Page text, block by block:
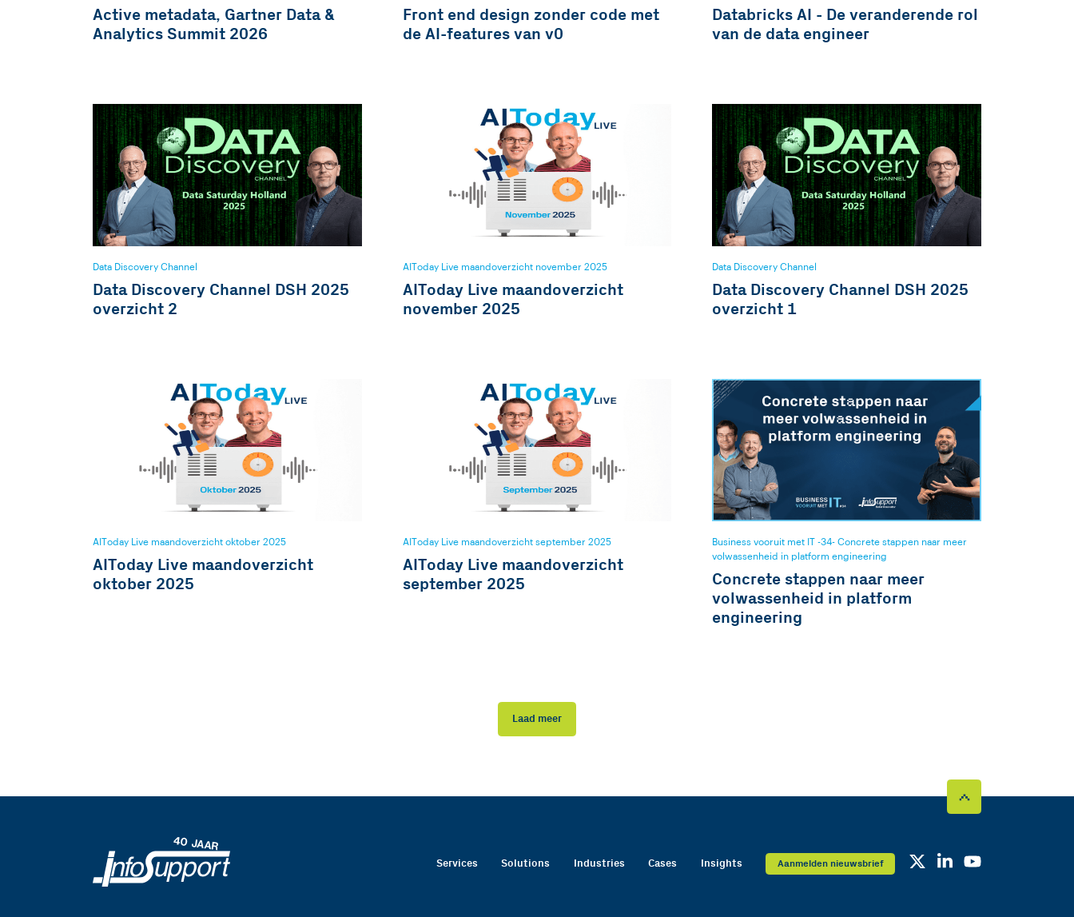
Active metadata, Gartner Data &
Analytics Summit 2026
Front end design zonder code met
de AI-features van v0
Databricks AI - De veranderende rol
van de data engineer
Data Discovery Channel
Data Discovery Channel DSH 2025
overzicht 2
AIToday Live maandoverzicht november 2025
AIToday Live maandoverzicht
november 2025
Data Discovery Channel
Data Discovery Channel DSH 2025
overzicht 1
AIToday Live maandoverzicht oktober 2025
AIToday Live maandoverzicht
oktober 2025
AIToday Live maandoverzicht september 2025
AIToday Live maandoverzicht
september 2025
Business vooruit met IT -34- Concrete stappen naar meer
volwassenheid in platform engineering
Concrete stappen naar meer
volwassenheid in platform
engineering
Laad meer
Services Solutions Industries Cases Insights Aanmelden nieuwsbrief